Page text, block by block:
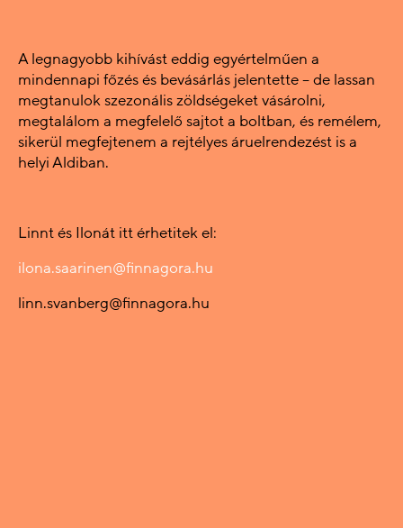
A legnagyobb kihívást eddig egyértelműen a
mindennapi főzés és bevásárlás jelentette – de lassan
megtanulok szezonális zöldségeket vásárolni,
megtalálom a megfelelő sajtot a boltban, és remélem,
sikerül megfejtenem a rejtélyes áruelrendezést is a
helyi Aldiban.
Linnt és Ilonát itt érhetitek el:
ilona.saarinen@finnagora.hu
linn.svanberg@finnagora.hu